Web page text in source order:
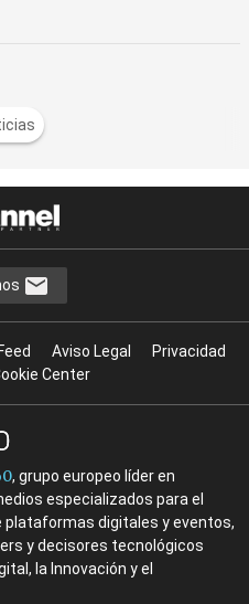
Aviso Legal
Privacidad
Center
, grupo europeo líder en
especializados para el
digitales y eventos,
y decisores tecnológicos
la Innovación y el